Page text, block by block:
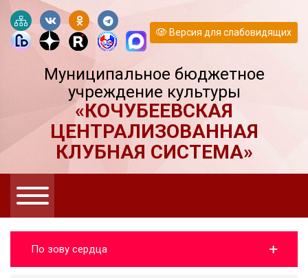
Версия для слабовидящих
Муниципальное бюджетное
учреждение культуры
«КОЧУБЕЕВСКАЯ
ЦЕНТРАЛИЗОВАННАЯ
КЛУБНАЯ СИСТЕМА»
По зову сердца